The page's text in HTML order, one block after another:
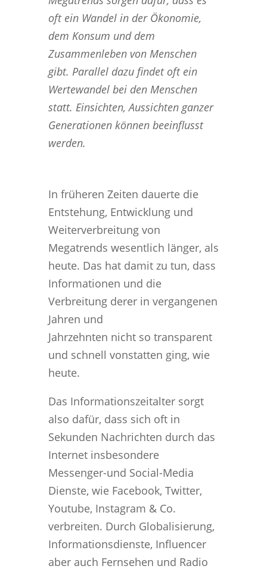
oft ein Wandel in der Ökonomie,
dem Konsum und dem
Zusammenleben von Menschen
gibt. Parallel dazu findet oft ein
Wertewandel bei den Menschen
statt. Einsichten, Aussichten ganzer
Generationen können beeinflusst
werden.
In früheren Zeiten dauerte die
Entstehung, Entwicklung und
Weiterverbreitung von
Megatrends wesentlich länger, als
heute. Das hat damit zu tun, dass
Informationen und die
Verbreitung derer in vergangenen
Jahren und
Jahrzehnten nicht so transparent
und schnell vonstatten ging, wie
heute.
Das Informationszeitalter sorgt
also dafür, dass sich oft in
Sekunden Nachrichten durch das
Internet insbesondere
Messenger-und Social-Media
Dienste, wie Facebook, Twitter,
Youtube, Instagram & Co.
verbreiten. Durch Globalisierung,
Informationsdienste, Influencer
aber auch Fernsehen und Radio